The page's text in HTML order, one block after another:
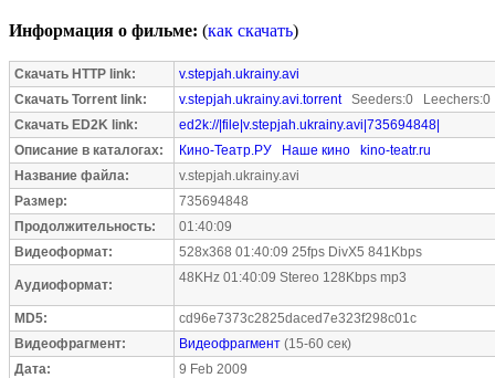
Информация о фильме: (как скачать)
Скачать HTTP link:
v.stepjah.ukrainy.avi
Скачать Torrent link:
v.stepjah.ukrainy.avi.torrentSeeders:0 Leechers:0
Скачать ED2K link:
ed2k://|file|v.stepjah.ukrainy.avi|735694848|
Описание в каталогах:
Кино-Театр.РУ Наше кино
kino-teatr.ru
Название файла:
v.stepjah.ukrainy.avi
Размер:
735694848
Продолжительность:
01:40:09
Видеоформат:
528x368 01:40:09 25fps DivX5 841Kbps
Аудиоформат: 48KHz 01:40:09 Stereo 128Kbps mp3
MD5:
cd96e7373c2825daced7e323f298c01c
Видеофрагмент:
Видеофрагмент (15-60 сек)
Дата:
9 Feb 2009